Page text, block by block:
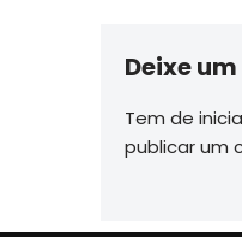
Deixe
Tem de
publicar um